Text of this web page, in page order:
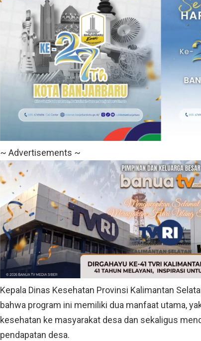
~ Advertisements ~
Kepala Dinas Kesehatan Provinsi Kalimantan
bahwa program ini memiliki dua manfaat utama,
kesehatan ke masyarakat desa dan sekaligus
pendapatan desa.